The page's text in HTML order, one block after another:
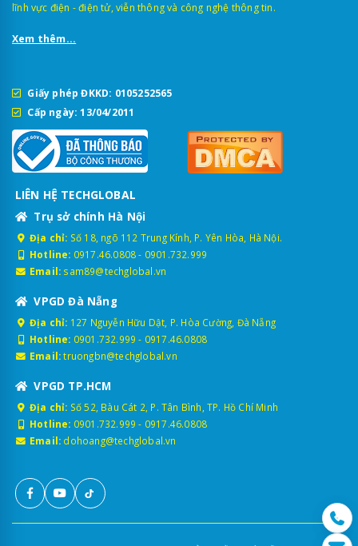
lĩnh vực điện - điện tử, viễn thông và công nghệ thông tin.
Xem thêm...
Giấy phép ĐKKD: 0105252565
Cấp ngày: 13/04/2011
LIÊN HỆ TECHGLOBAL
Trụ sở chính Hà Nội
Địa chỉ: Số 18, ngõ 112 Trung Kính, P. Yên Hòa, Hà Nội.
Hotline: 0917.46.0808- 0901.732.999
Email: sam89@techglobal.vn
VPGD Đà Nẵng
Địa chỉ: 127 Nguyễn Hữu Dật, P. Hòa Cường, Đà Nẵng
Hotline: 0901.732.999 - 0917.46.0808
Email: truongbn@techglobal.vn
VPGD TP.HCM
Địa chỉ: Số 52, Bàu Cát 2, P. Tân Bình, TP. Hồ Chí Minh
Hotline: 0901.732.999 - 0917.46.0808
Email: dohoang@techglobal.vn